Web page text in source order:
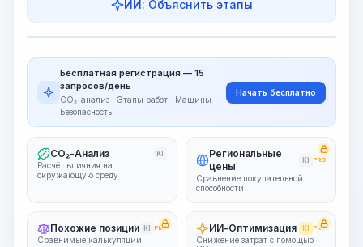
ИИ: Объяснить этапы
Этапы работ
~15-30 Sek.
Бесплатная регистрация — 15
запросов/день
CO₂-анализ · Этапы работ · Машины ·
Безопасность
Начать бесплатно
CO₂-Анализ KI
Расчёт влияния на
окружающую среду
Региональные
цены
KI PRO
Сравнение покупательной
способности
Похожие позиции KI PRO
Сравнимые калькуляции
ИИ-Оптимизация KI PRO
Снижение затрат с помощью